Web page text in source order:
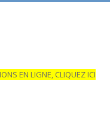
EN LIGNE, CLIQUEZ ICI